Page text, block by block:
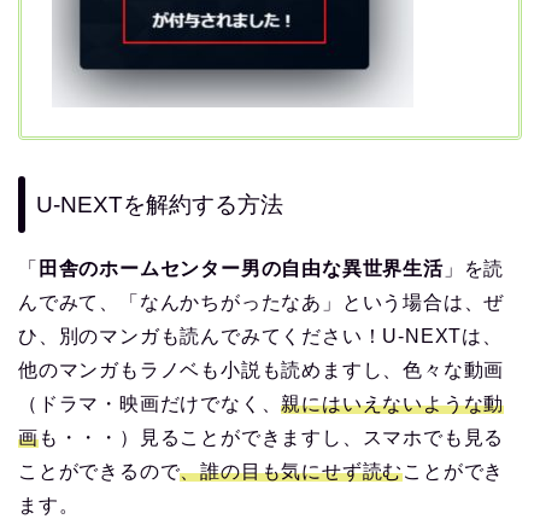
U-NEXTを解約する方法
「 田舎のホームセンター男の自由な異世界生活」を読
んでみて、「なんかちがったなあ」という場合は、ぜ
ひ、別のマンガも読んでみてください！U-NEXTは、
他のマンガもラノベも小説も読めますし、色々な動画
（ドラマ・映画だけでなく、親にはいえないような動
画も・・・）見ることができますし、スマホでも見る
ことができるので、誰の目も気にせず読むことができ
ます。